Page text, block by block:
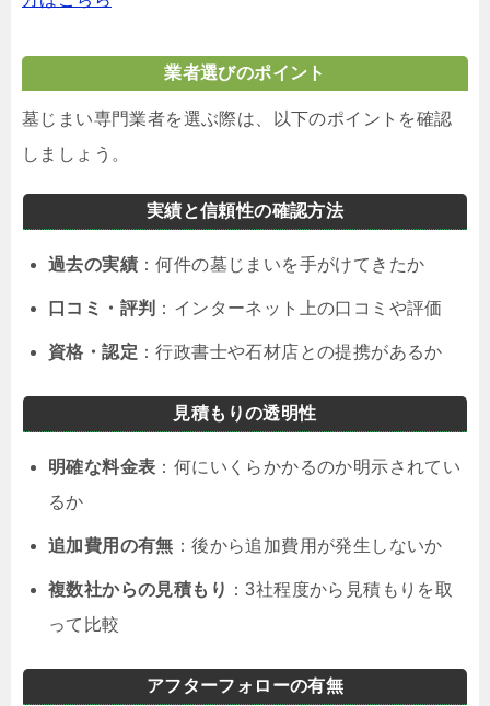
業者選びのポイント
墓じまい専門業者を選ぶ際は、以下のポイントを確認
しましょう。
実績と信頼性の確認方法
過去の実績 ：何件の墓じまいを手がけてきたか
口コミ・評判 ：インターネット上の口コミや評価
資格・認定 ：行政書士や石材店との提携があるか
見積もりの透明性
明確な料金表 ：何にいくらかかるのか明示されてい
るか
追加費用の有無 ：後から追加費用が発生しないか
複数社からの見積もり ：3社程度から見積もりを取
って比較
アフターフォローの有無